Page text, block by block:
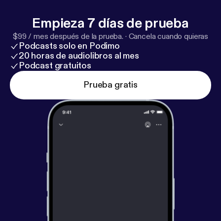
Empieza 7 días de prueba
$99 / mes después de la prueba. · Cancela cuando quieras
Podcasts solo en Podimo
20 horas de audiolibros al mes
Podcast gratuitos
Prueba gratis